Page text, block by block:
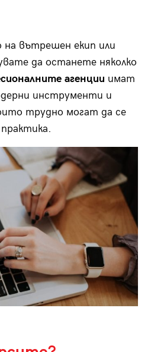
вътрешен екип или
да останете няколко
агенции имат
инструменти и
трудно могат да се